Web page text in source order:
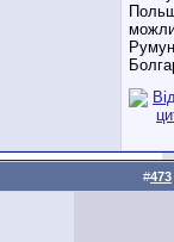
#473